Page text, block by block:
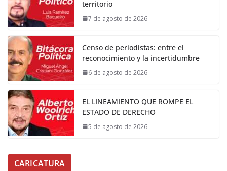
territorio
7 de agosto de 2026
Censo de periodistas: entre el
reconocimiento y la incertidumbre
6 de agosto de 2026
EL LINEAMIENTO QUE ROMPE EL
ESTADO DE DERECHO
5 de agosto de 2026
CARICATURA